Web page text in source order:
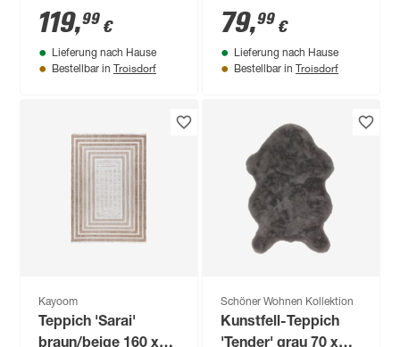
119,99 €
Lieferung nach Hause
Bestellbar in Troisdorf
79,99 €
Lieferung nach Hause
Bestellbar in Troisdorf
Kayoom
Teppich 'Sarai'
Schöner Wohnen Kollektion
Kunstfell-Teppich